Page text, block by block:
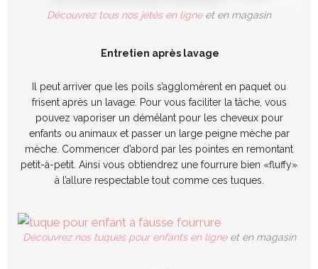
Découvrez tous nos jetés en ligneet en magasin
Entretien après lavage
Il peut arriver que les poils s’agglomèrent en paquet ou
frisent après un lavage. Pour vous faciliter la tâche, vous
pouvez vaporiser un démêlant pour les cheveux pour
enfants ou animaux et passer un large peigne mèche par
mèche. Commencer d’abord par les pointes en remontant
petit-à-petit. Ainsi vous obtiendrez une fourrure bien «fluffy»
à l’allure respectable tout comme ces tuques.
Découvrez nos tuques pour enfants en ligne et en magasin